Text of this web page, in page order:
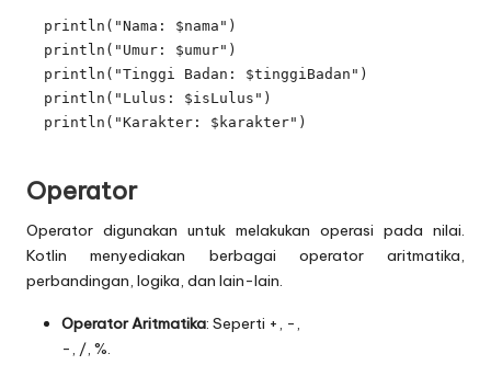
  println("Nama: $nama")
  println("Umur: $umur")
  println("Tinggi Badan: $tinggiBadan")
  println("Lulus: $isLulus")
  println("Karakter: $karakter")
Operator
Operator digunakan untuk melakukan operasi pada nilai.
Kotlin menyediakan berbagai operator aritmatika,
perbandingan, logika, dan lain-lain.
Operator Aritmatika: Seperti +, -,
-, /, %.